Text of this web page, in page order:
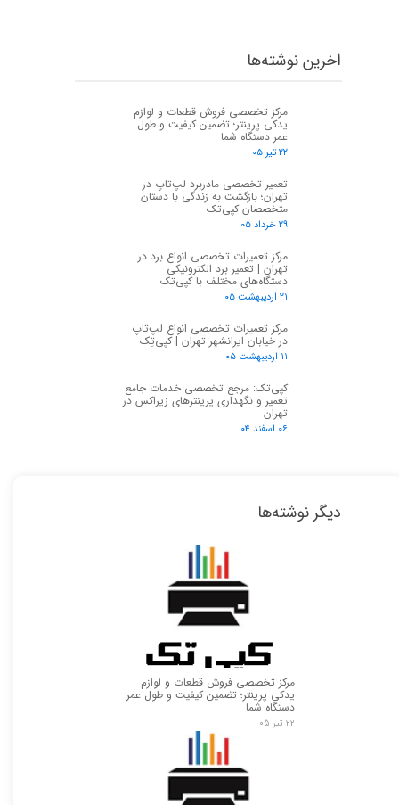
اخرین نوشته‌ها
مرکز تخصصی فروش قطعات و لوازم
یدکی پرینتر؛ تضمین کیفیت و طول
عمر دستگاه شما
۲۲ تیر ۰۵
تعمیر تخصصی مادربرد لپ‌تاپ در
تهران؛ بازگشت به زندگی با دستان
متخصصان کپی‌تک
۲۹ خرداد ۰۵
مرکز تعمیرات تخصصی انواع برد در
تهران | تعمیر برد الکترونیکی
دستگاه‌های مختلف با کپی‌تک
۲۱ اردیبهشت ۰۵
مرکز تعمیرات تخصصی انواع لپ‌تاپ
در خیابان ایرانشهر تهران | کپی‌تِک
۱۱ اردیبهشت ۰۵
کپی‌تک: مرجع تخصصی خدمات جامع
تعمیر و نگهداری پرینترهای زیراکس در
تهران
۰۶ اسفند ۰۴
دیگر نوشته‌ها
مرکز تخصصی فروش قطعات و لوازم
یدکی پرینتر؛ تضمین کیفیت و طول عمر
دستگاه شما
۲۲ تیر ۰۵